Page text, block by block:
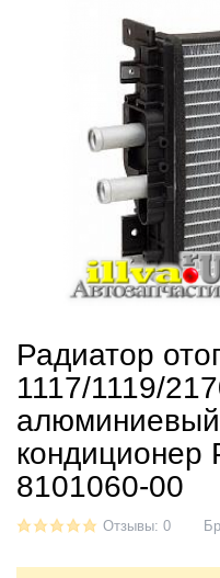
Радиатор
1117/1119/
кондиционер
8101060-00
Отзывы: 0